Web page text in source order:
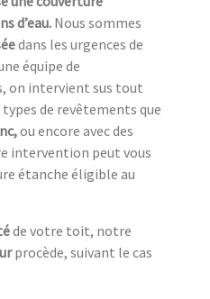
d’eau. Nous sommes
dans les urgences de
équipe de
on intervient sus tout
de revêtements que
ou encore avec des
intervention peut vous
étanche éligible au
de votre toit, notre
procède, suivant le cas